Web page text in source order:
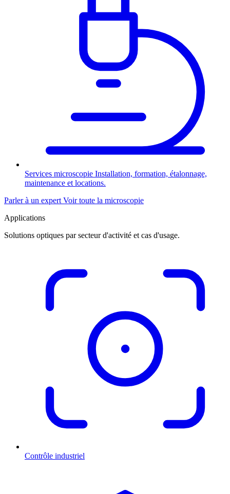
Services microscopie Installation, formation, étalonnage,
maintenance et locations.
Parler à un expert Voir toute la microscopie
Applications
Solutions optiques par secteur d'activité et cas d'usage.
Contrôle industriel